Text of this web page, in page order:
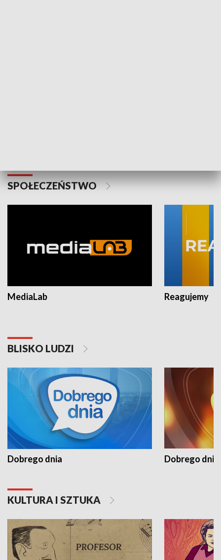
SPOŁECZEŃSTWO
MediaLab Reagujemy
BLISKO LUDZI
Dobrego dnia Dobrego dnia
KULTURA I SZTUKA